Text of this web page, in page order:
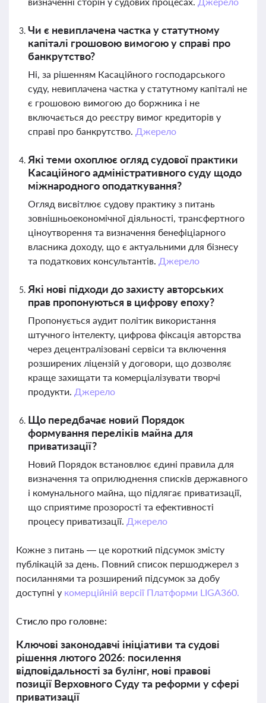
Чи є невиплачена частка у статутному
капіталі грошовою вимогою у справі про
банкрутство?
Ні, за рішенням Касаційного господарського
суду, невиплачена частка у статутному капіталі не
є грошовою вимогою до боржника і не
включається до реєстру вимог кредиторів у
справі про банкрутство. Джерело
Які теми охоплює огляд судової практики
Касаційного адміністративного суду щодо
міжнародного оподаткування?
Огляд висвітлює судову практику з питань
зовнішньоекономічної діяльності, трансфертного
ціноутворення та визначення бенефіціарного
власника доходу, що є актуальними для бізнесу
та податкових консультантів. Джерело
Які нові підходи до захисту авторських
прав пропонуються в цифрову епоху?
Пропонується аудит політик використання
штучного інтелекту, цифрова фіксація авторства
через децентралізовані сервіси та включення
розширених ліцензій у договори, що дозволяє
краще захищати та комерціалізувати творчі
продукти. Джерело
Що передбачає новий Порядок
формування переліків майна для
приватизації?
Новий Порядок встановлює єдині правила для
визначення та оприлюднення списків державного
і комунального майна, що підлягає приватизації,
що сприятиме прозорості та ефективності
процесу приватизації. Джерело
Кожне з питань — це короткий підсумок змісту
публікацій за день. Повний список першоджерел з
посиланнями та розширений підсумок за добу
доступні у комерційній версії Платформи LIGA360.
Стисло про головне:
Ключові законодавчі ініціативи та судові
рішення лютого 2026: посилення
відповідальності за булінг, нові правові
позиції Верховного Суду та реформи у сфері
приватизації